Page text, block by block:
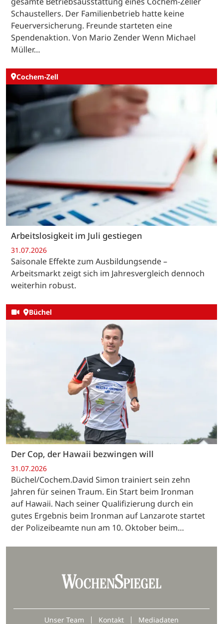
Schaustellers. Der Familienbetrieb hatte keine
Feuerversicherung. Freunde starteten eine
Spendenaktion. Von Mario Zender Wenn Michael
Müller…
Cochem-Zell
Arbeitslosigkeit im Juli gestiegen
31.07.2026
Saisonale Effekte zum Ausbildungsende –
Arbeitsmarkt zeigt sich im Jahresvergleich dennoch
weiterhin robust.
Büchel
Der Cop, der Hawaii bezwingen will
31.07.2026
Büchel/Cochem.David Simon trainiert sein zehn
Jahren für seinen Traum. Ein Start beim Ironman
auf Hawaii. Nach seiner Qualifizierung durch ein
gutes Ergebnis beim Ironman auf Lanzarote startet
der Polizeibeamte nun am 10. Oktober beim…
Unser Team Kontakt Mediadaten